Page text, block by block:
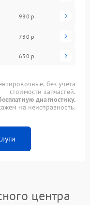
980 р
730 р
630 р
без учета
стоимости запчастей.
диагностику.
на неисправность.
центра